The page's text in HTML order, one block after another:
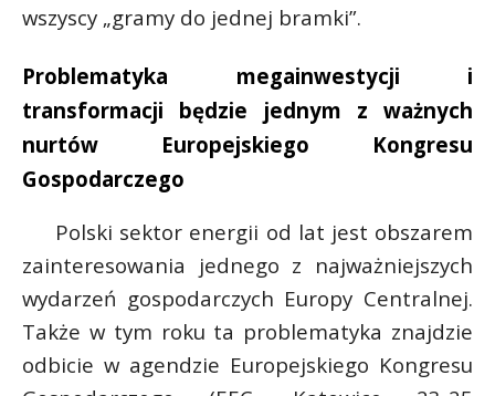
wszyscy „gramy do jednej bramki”.
Problematyka megainwestycji i
transformacji będzie jednym z ważnych
nurtów Europejskiego Kongresu
Gospodarczego
Polski sektor energii od lat jest obszarem
zainteresowania jednego z najważniejszych
wydarzeń gospodarczych Europy Centralnej.
Także w tym roku ta problematyka znajdzie
odbicie w agendzie Europejskiego Kongresu